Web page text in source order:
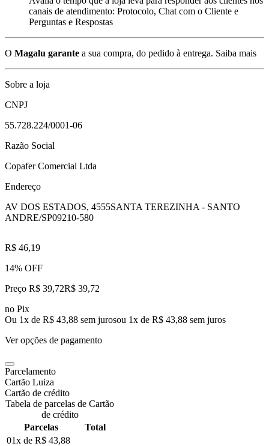
canais de atendimento: Protocolo, Chat com o Cliente e
Perguntas e Respostas
O Magalu garante a sua compra, do pedido à entrega. Saiba mais
Sobre a loja
CNPJ
55.728.224/0001-06
Razão Social
Copafer Comercial Ltda
Endereço
AV DOS ESTADOS, 4555SANTA TEREZINHA - SANTO
ANDRE/SP09210-580
R$ 46,19
14% OFF
Preço R$ 39,72R$ 39,72
no Pix
Ou 1x de R$ 43,88 sem jurosou 1x de R$ 43,88 sem juros
Ver opções de pagamento
Parcelamento
Cartão Luiza
Cartão de crédito
Tabela de parcelas de Cartão
de crédito
Parcelas
Total
01x de R$ 43,88